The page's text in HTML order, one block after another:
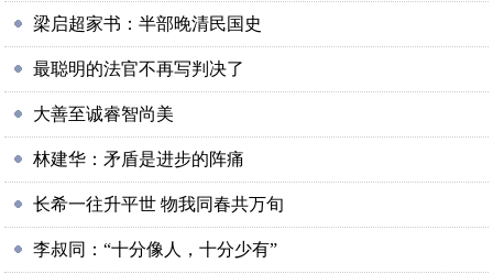
梁启超家书：半部晚清民国史
最聪明的法官不再写判决了
大善至诚睿智尚美
林建华：矛盾是进步的阵痛
长希一往升平世 物我同春共万旬
李叔同：“十分像人，十分少有”